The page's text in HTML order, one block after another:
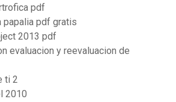
pdf
papalia pdf gratis
2013 pdf
evaluacion y reevaluacion de
ti 2
2010